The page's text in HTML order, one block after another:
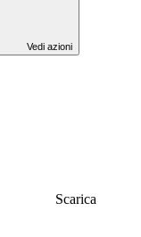
Vedi azioni
Scarica